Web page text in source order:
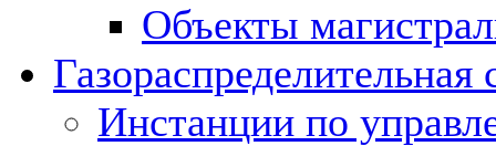
Объекты
Газораспределительная
Инстанции по